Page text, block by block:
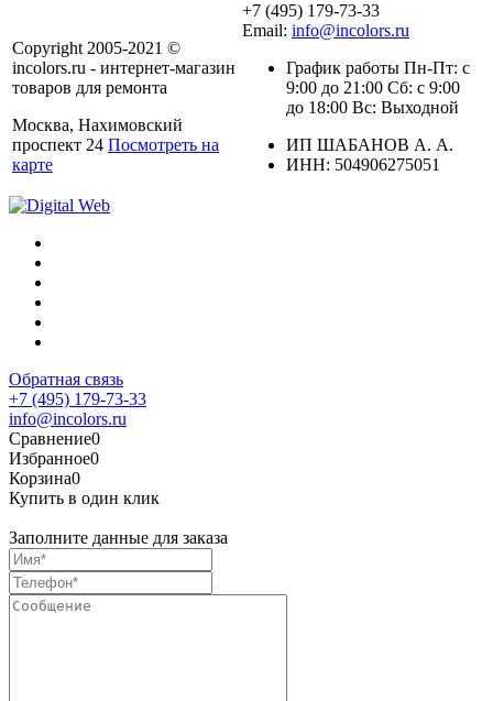
Copyright 2005-2021 ©
incolors.ru - интернет-магазин
товаров для ремонта
Москва, Нахимовский
проспект 24 Посмотреть на
карте
+7 (495) 179-73-33
Email: info@incolors.ru
График работы Пн-Пт: с
9:00 до 21:00 Сб: с 9:00
до 18:00 Вс: Выходной
ИП ШАБАНОВ А. А.
ИНН: 504906275051
Обратная связь
+7 (495) 179-73-33
info@incolors.ru
Сравнение0
Избранное0
Корзина0
Купить в один клик
Заполните данные для заказа